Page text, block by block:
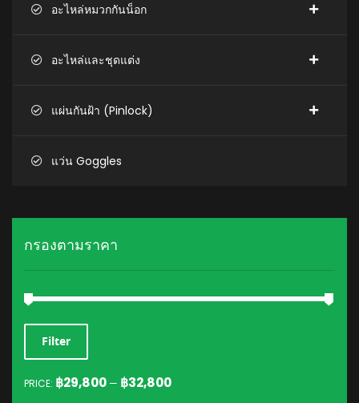
อะไหล่หมวกกันน็อก
อะไหล่และชุดแต่ง
แผ่นกันฝ้า (Pinlock)
แว่น Goggles
กรองตามราคา
MIN
PRICE
MAX
PRICE
Filter
PRICE: ฿29,800 — ฿32,800